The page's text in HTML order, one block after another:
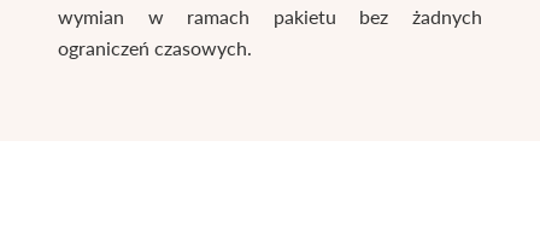
wymian w ramach pakietu bez żadnych
ograniczeń czasowych.